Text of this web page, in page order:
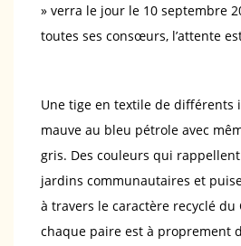
» verra le jour le 10 septembre
toutes ses consœurs, l’attente
Une tige en textile de différents
mauve au bleu pétrole avec
gris. Des couleurs qui
jardins communautaires et
à travers le caractère recyclé du
chaque paire est à proprement